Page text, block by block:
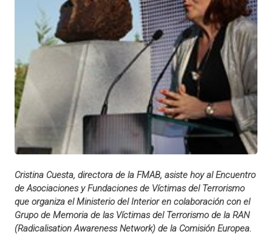
Cristina Cuesta, directora de la FMAB, asiste hoy al Encuentro
de Asociaciones y Fundaciones de Víctimas del Terrorismo
que organiza el Ministerio del Interior en colaboración con el
Grupo de Memoria de las Víctimas del Terrorismo de la RAN
(Radicalisation Awareness Network) de la Comisión Europea.